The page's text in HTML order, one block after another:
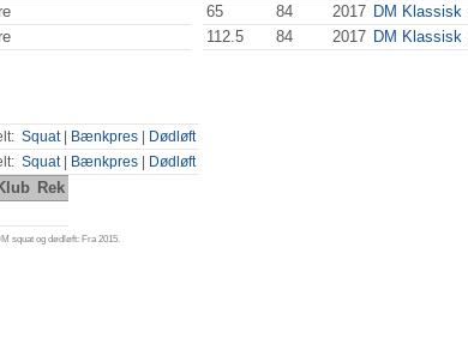
65 84 2017 DM Klassisk
112.5 84 2017 DM Klassisk
Squat| Bænkpres
Dødløft
Squat| Bænkpres Dødløft
Rek
squat og dødløft: Fra 2015.